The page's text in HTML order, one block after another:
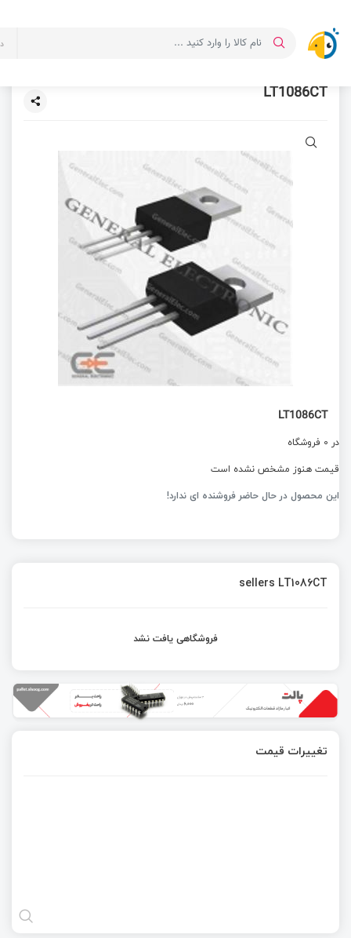
LT1086CT
LT1086CT
در 0 فروشگاه
قیمت هنوز مشخص نشده است
این محصول در حال حاضر فروشنده ای ندارد!
sellers LT1086CT
فروشگاهی یافت نشد
تغییرات قیمت